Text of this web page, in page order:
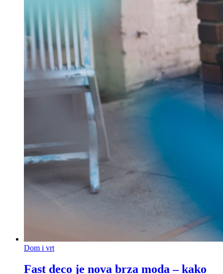
Dom i vrt
Fast deco je nova brza moda – kako